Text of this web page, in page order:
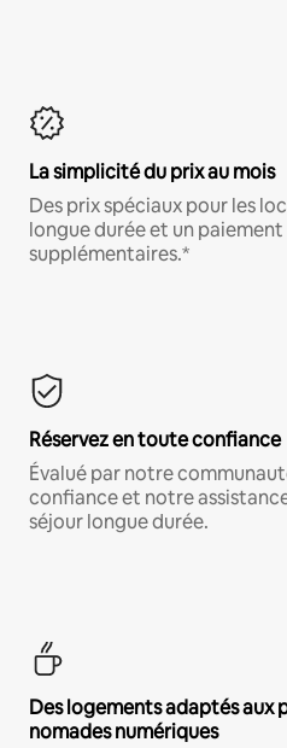
La simplicité du prix au mois
Des prix spéciaux pour les
longue durée et un
supplémentaires.*
Réservez en toute confiance
Évalué par notre
confiance et notre
séjour longue durée.
Des logements adaptés aux
nomades numériques